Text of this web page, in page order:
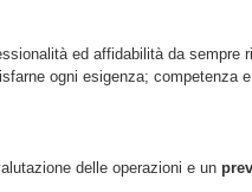
ed affidabilità da sempre
ogni esigenza;
delle operazioni e un